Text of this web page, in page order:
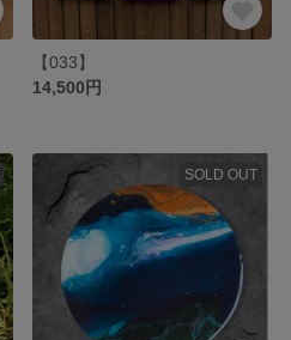
【033】
14,500円
SOLD OUT